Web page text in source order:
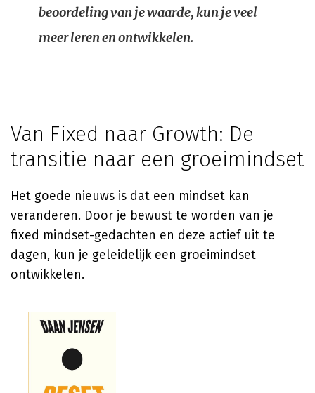
beoordeling van je waarde, kun je veel
meer leren en ontwikkelen.
Van Fixed naar Growth: De
transitie naar een groeimindset
Het goede nieuws is dat een mindset kan
veranderen. Door je bewust te worden van je
fixed mindset-gedachten en deze actief uit te
dagen, kun je geleidelijk een groeimindset
ontwikkelen.